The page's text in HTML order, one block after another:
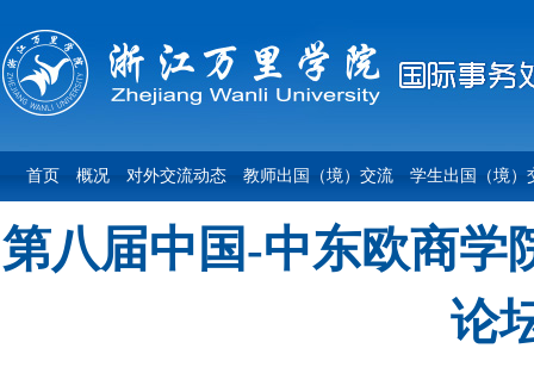
首页 概况 对外交流动态 教师出国（境）交流 学生出国（境）
第八届中国-中东欧商学
论